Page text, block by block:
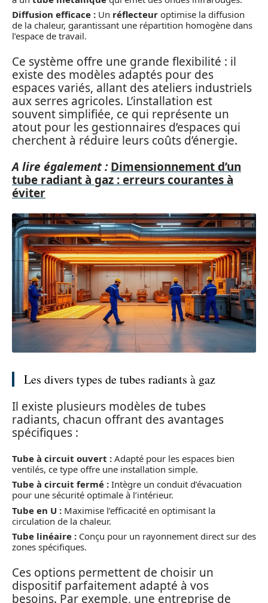
Diffusion efficace : Un réflecteur optimise la diffusion
de la chaleur, garantissant une répartition homogène dans
l’espace de travail.
Ce système offre une grande flexibilité : il
existe des modèles adaptés pour des
espaces variés, allant des ateliers industriels
aux serres agricoles. L’installation est
souvent simplifiée, ce qui représente un
atout pour les gestionnaires d’espaces qui
cherchent à réduire leurs coûts d’énergie.
A lire également : Dimensionnement d’un
tube radiant à gaz : erreurs courantes à
éviter
Les divers types de tubes radiants à gaz
Il existe plusieurs modèles de tubes
radiants, chacun offrant des avantages
spécifiques :
Tube à circuit ouvert : Adapté pour les espaces bien
ventilés, ce type offre une installation simple.
Tube à circuit fermé : Intègre un conduit d’évacuation
pour une sécurité optimale à l’intérieur.
Tube en U : Maximise l’efficacité en optimisant la
circulation de la chaleur.
Tube linéaire : Conçu pour un rayonnement direct sur des
zones spécifiques.
Ces options permettent de choisir un
dispositif parfaitement adapté à vos
besoins. Par exemple, une entreprise de